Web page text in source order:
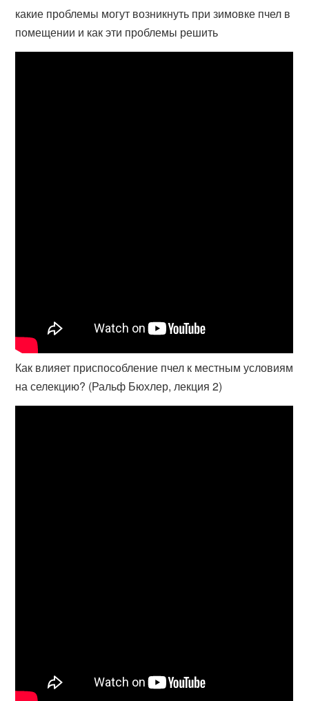
какие проблемы могут возникнуть при зимовке пчел в
помещении и как эти проблемы решить
Как влияет приспособление пчел к местным условиям
на селекцию? (Ральф Бюхлер, лекция 2)